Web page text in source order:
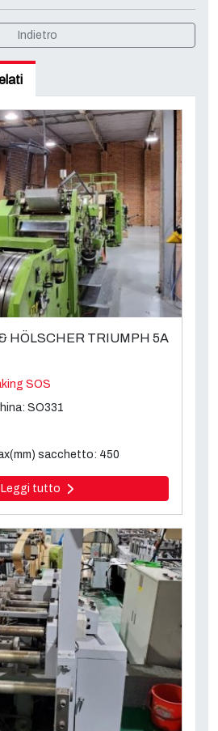
Indietro
HÖLSCHER TRIUMPH 5A
SOS
SO331
sacchetto: 450
Leggi tutto